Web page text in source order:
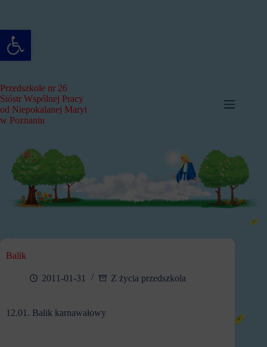
Otwórz pasek narzędzi
Przedszkole nr 26
Sióstr Wspólnej Pracy
od Niepokalanej Maryi
w Poznaniu
Balik
2011-01-31 Z życia przedszkola
12.01. Balik karnawałowy